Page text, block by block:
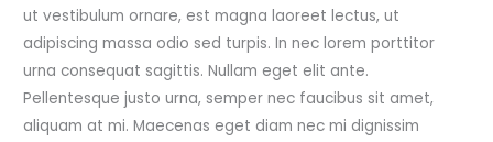
ut vestibulum ornare, est magna laoreet lectus, ut
adipiscing massa odio sed turpis. In nec lorem porttitor
urna consequat sagittis. Nullam eget elit ante.
Pellentesque justo urna, semper nec faucibus sit amet,
aliquam at mi. Maecenas eget diam nec mi dignissim